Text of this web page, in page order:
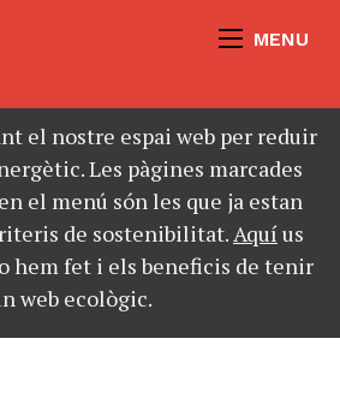
MENU
el nostre espai web per reduir
Les pàgines marcades
el menú són les que ja estan
de sostenibilitat.Aquíus
hem fet i els beneficis de tenir
web ecològic.